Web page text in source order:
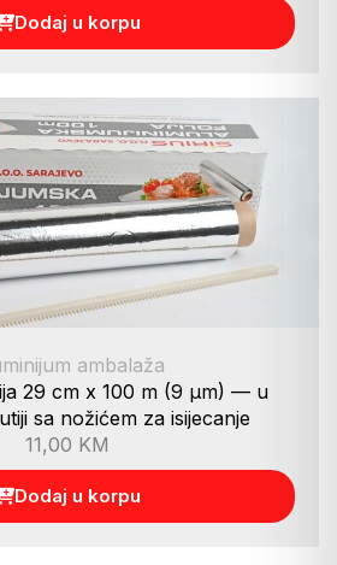
Dodaj u korpu
ambalaža
29 cm x 100 m (9 µm) — u
sa nožićem za isijecanje
11,00 KM
Dodaj u korpu